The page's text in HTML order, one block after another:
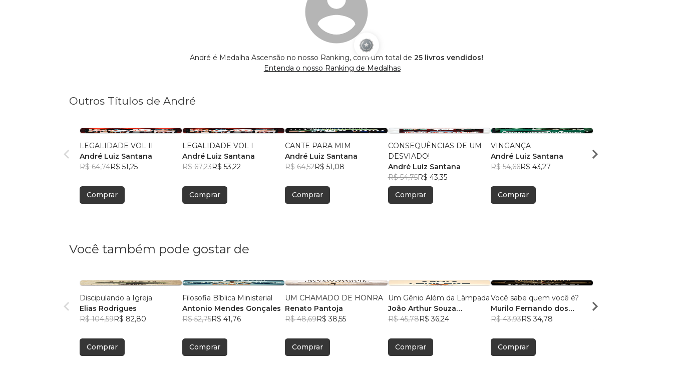
André é Medalha Ascensão no nosso Ranking, com um total de 25 livros vendidos!
Entenda o nosso Ranking de Medalhas
Outros Títulos de André
LEGALIDADE VOL II
André Luiz Santana
R$ 64,74R$ 51,25
Comprar
LEGALIDADE VOL I
André Luiz Santana
R$ 67,23R$ 53,22
Comprar
CANTE PARA MIM
André Luiz Santana
R$ 64,52R$ 51,08
Comprar
CONSEQUÊNCIAS DE UM
DESVIADO!
André Luiz Santana
R$ 54,75R$ 43,35
Comprar
VINGANÇA
André Luiz Santana
R$ 54,66R$ 43,27
Comprar
André Luiz Santana
Você também pode gostar de
Discipulando a Igreja
Elias Rodrigues
R$ 104,59R$ 82,80
Comprar
Filosofia Bíblica Ministerial
Antonio Mendes Gonçales
R$ 52,75R$ 41,76
Comprar
UM CHAMADO DE HONRA
Renato Pantoja
R$ 48,69R$ 38,55
Comprar
Um Gênio Além da Lâmpada
João Arthur Souza
Pscheidt
R$ 45,78R$ 36,24
Comprar
Você sabe quem você é?
Murilo Fernando dos
Santos
R$ 43,93R$ 34,78
Comprar
CULTOS